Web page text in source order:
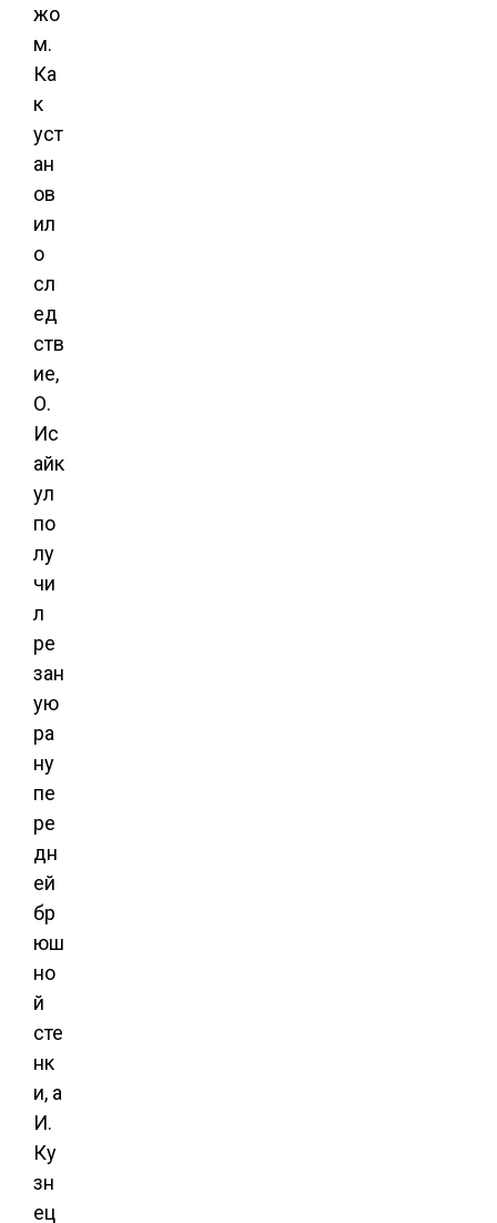
жо
м.
Ка
к
уст
ан
ов
ил
о
сл
ед
ств
ие,
О.
Ис
айк
ул
по
лу
чи
л
ре
зан
ую
ра
ну
пе
ре
дн
ей
бр
юш
но
й
сте
нк
и, а
И.
Ку
зн
ец